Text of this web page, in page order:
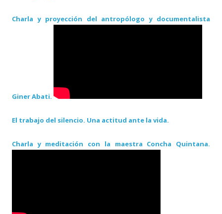
Charla y proyección del antropólogo y documentalista
Giner Abati.
El trabajo del silencio. Una actitud ante la vida.
Charla y meditación con la maestra Concha Quintana.